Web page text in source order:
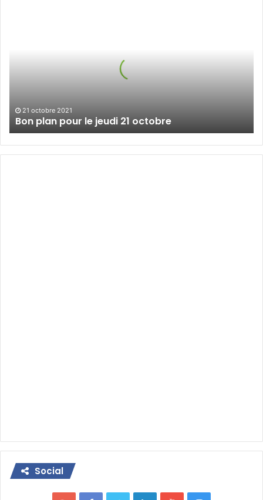
21 octobre 2021
Bon plan pour le jeudi 21 octobre
Social